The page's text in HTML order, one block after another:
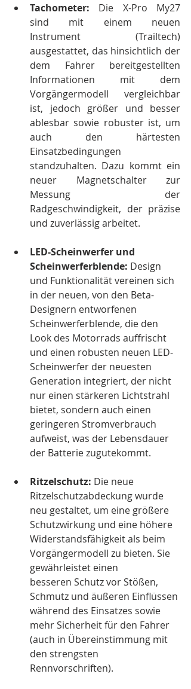
Tachometer: Die X-Pro My27
sind mit einem neuen
Instrument (Trailtech)
ausgestattet, das hinsichtlich der
dem Fahrer bereitgestellten
Informationen mit dem
Vorgängermodell vergleichbar
ist, jedoch größer und besser
ablesbar sowie robuster ist, um
auch den härtesten
Einsatzbedingungen
standzuhalten. Dazu kommt ein
neuer Magnetschalter zur
Messung der
Radgeschwindigkeit, der präzise
und zuverlässig arbeitet.
LED-Scheinwerfer und
Scheinwerferblende: Design
und Funktionalität vereinen sich
in der neuen, von den Beta-
Designern entworfenen
Scheinwerferblende, die den
Look des Motorrads auffrischt
und einen robusten neuen LED-
Scheinwerfer der neuesten
Generation integriert, der nicht
nur einen stärkeren Lichtstrahl
bietet, sondern auch einen
geringeren Stromverbrauch
aufweist, was der Lebensdauer
der Batterie zugutekommt.
Ritzelschutz: Die neue
Ritzelschutzabdeckung wurde
neu gestaltet, um eine größere
Schutzwirkung und eine höhere
Widerstandsfähigkeit als beim
Vorgängermodell zu bieten. Sie
gewährleistet einen
besseren Schutz vor Stößen,
Schmutz und äußeren Einflüssen
während des Einsatzes sowie
mehr Sicherheit für den Fahrer
(auch in Übereinstimmung mit
den strengsten
Rennvorschriften).